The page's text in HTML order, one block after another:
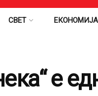
СВЕТ ЕКОНОМИЈА
е